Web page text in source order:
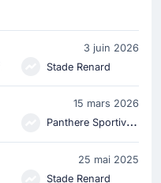
3 juin 2026
Stade Renard
15 mars 2026
Panthere Sportive Du Nde
25 mai 2025
Stade Renard